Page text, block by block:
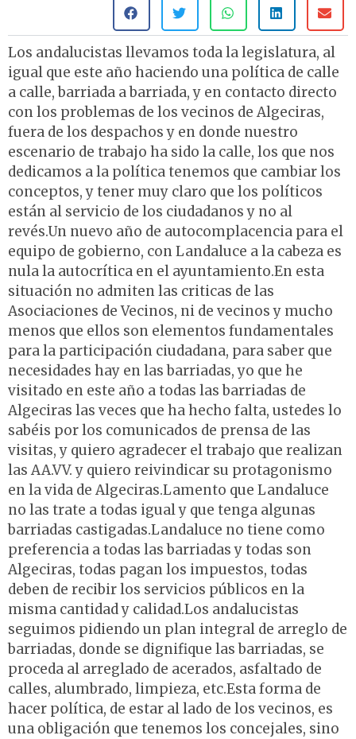
Los andalucistas llevamos toda la legislatura, al
igual que este año haciendo una política de calle
a calle, barriada a barriada, y en contacto directo
con los problemas de los vecinos de Algeciras,
fuera de los despachos y en donde nuestro
escenario de trabajo ha sido la calle, los que nos
dedicamos a la política tenemos que cambiar los
conceptos, y tener muy claro que los políticos
están al servicio de los ciudadanos y no al
revés.Un nuevo año de autocomplacencia para el
equipo de gobierno, con Landaluce a la cabeza es
nula la autocrítica en el ayuntamiento.En esta
situación no admiten las criticas de las
Asociaciones de Vecinos, ni de vecinos y mucho
menos que ellos son elementos fundamentales
para la participación ciudadana, para saber que
necesidades hay en las barriadas, yo que he
visitado en este año a todas las barriadas de
Algeciras las veces que ha hecho falta, ustedes lo
sabéis por los comunicados de prensa de las
visitas, y quiero agradecer el trabajo que realizan
las AA.VV. y quiero reivindicar su protagonismo
en la vida de Algeciras.Lamento que Landaluce
no las trate a todas igual y que tenga algunas
barriadas castigadas.Landaluce no tiene como
preferencia a todas las barriadas y todas son
Algeciras, todas pagan los impuestos, todas
deben de recibir los servicios públicos en la
misma cantidad y calidad.Los andalucistas
seguimos pidiendo un plan integral de arreglo de
barriadas, donde se dignifique las barriadas, se
proceda al arreglado de acerados, asfaltado de
calles, alumbrado, limpieza, etc.Esta forma de
hacer política, de estar al lado de los vecinos, es
una obligación que tenemos los concejales, sino